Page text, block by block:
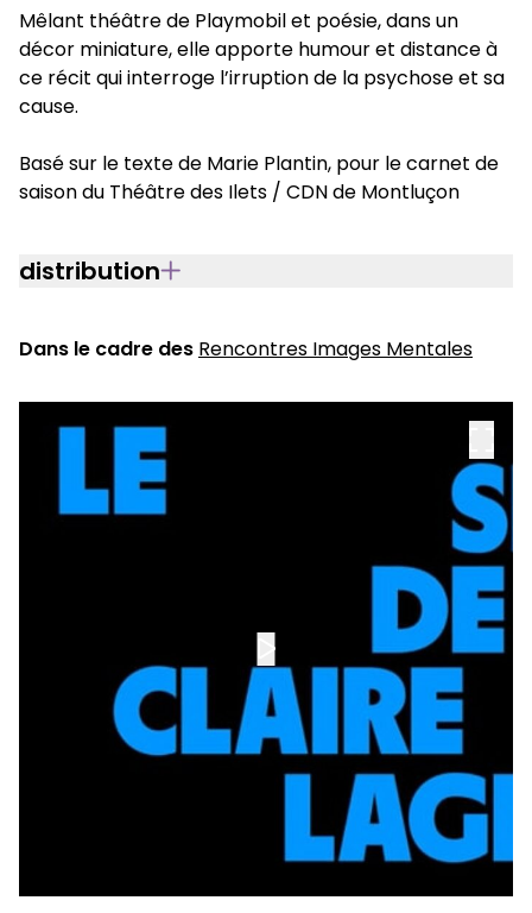
Mêlant théâtre de Playmobil et poésie, dans un
décor miniature, elle apporte humour et distance à
ce récit qui interroge l’irruption de la psychose et sa
cause.
Basé sur le texte de Marie Plantin, pour le carnet de
saison du Théâtre des Ilets / CDN de Montluçon
distribution
Dans le cadre des Rencontres Images Mentales